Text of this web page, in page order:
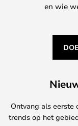
en wie
Ontvang als eerste
trends op het